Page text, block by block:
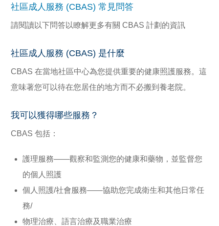
社區成人服務 (CBAS) 常見問答
請閱讀以下問答以瞭解更多有關 CBAS 計劃的資訊
社區成人服務 (CBAS) 是什麼
CBAS 在當地社區中心為您提供重要的健康照護服務。這
意味著您可以待在您居住的地方而不必搬到養老院。
我可以獲得哪些服務？
CBAS 包括：
護理服務——觀察和監測您的健康和藥物，並監督您
的個人照護
個人照護/社會服務——協助您完成衛生和其他日常任
務/
物理治療、語言治療及職業治療